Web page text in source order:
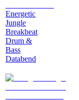
Energetic
Jungle
Breakbeat
Drum &
Bass
Databend